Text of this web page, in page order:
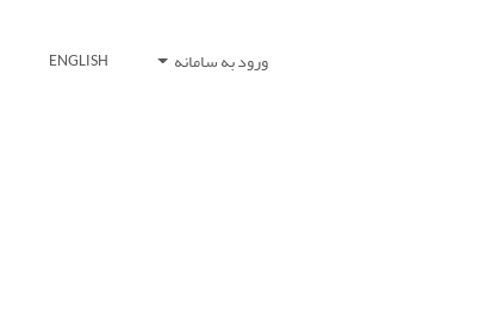
ورود به سامانه ENGLISH